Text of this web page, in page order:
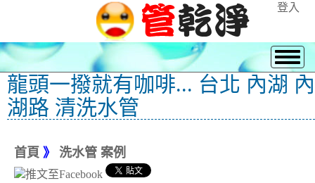
登入
龍頭一撥就有咖啡... 台北 內湖 內
湖路 清洗水管
首頁 》 洗水管 案例